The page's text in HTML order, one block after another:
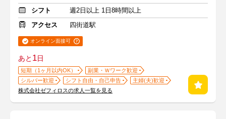
シフト
週2日以上 1日8時間以上
アクセス
四街道駅
オンライン面接可
あと 1日
短期（1ヶ月以内OK）
副業・Ｗワーク歓迎
シルバー歓迎
シフト自由・自己申告
主婦(夫)歓迎
株式会社ゼフィロスの求人一覧を見る